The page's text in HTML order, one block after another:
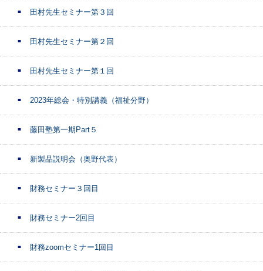
田村先生セミナー第３回
田村先生セミナー第２回
田村先生セミナー第１回
2023年総会・特別講義（福祉分野）
藤田塾第一期Part５
新製品説明会（奥野代表）
財務セミナー３回目
財務セミナー2回目
財務zoomセミナー1回目